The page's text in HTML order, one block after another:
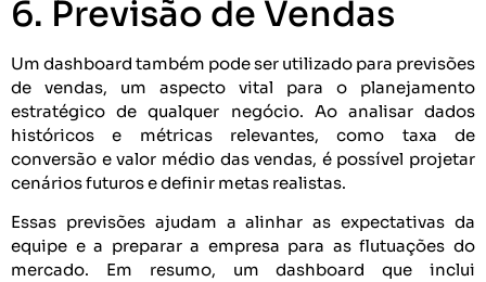
6. Previsão de Vendas
Um dashboard também pode ser utilizado para previsões
de vendas, um aspecto vital para o planejamento
estratégico de qualquer negócio. Ao analisar dados
históricos e métricas relevantes, como taxa de
conversão e valor médio das vendas, é possível projetar
cenários futuros e definir metas realistas.
Essas previsões ajudam a alinhar as expectativas da
equipe e a preparar a empresa para as flutuações do
mercado. Em resumo, um dashboard que inclui